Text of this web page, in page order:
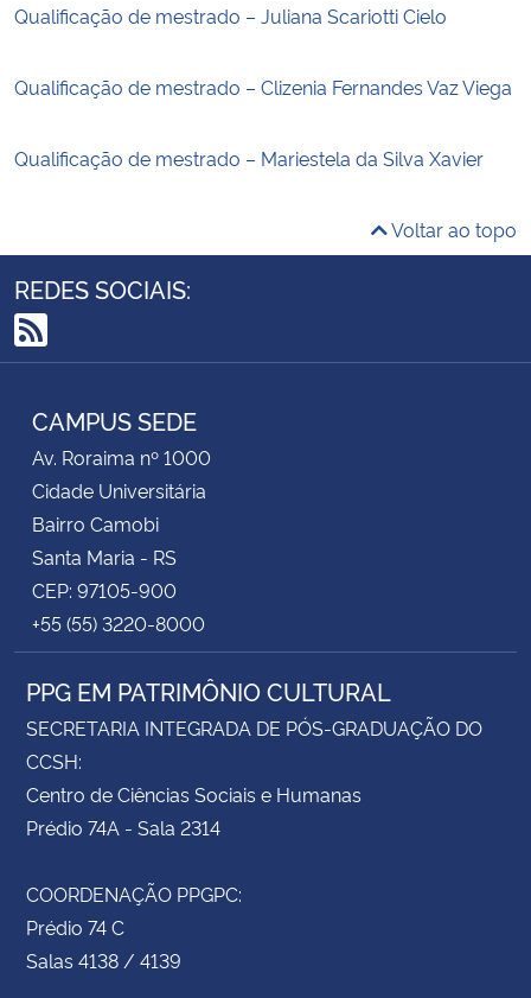
Qualificação de mestrado – Juliana Scariotti Cielo
Qualificação de mestrado – Clizenia Fernandes Vaz Viega
Qualificação de mestrado – Mariestela da Silva Xavier
Voltar ao topo
REDES SOCIAIS:
RSS
CAMPUS SEDE
Av. Roraima nº 1000
Cidade Universitária
Bairro Camobi
Santa Maria - RS
CEP: 97105-900
+55 (55) 3220-8000
PPG EM PATRIMÔNIO CULTURAL
SECRETARIA INTEGRADA DE PÓS-GRADUAÇÃO DO
CCSH:
Centro de Ciências Sociais e Humanas
Prédio 74A - Sala 2314
COORDENAÇÃO PPGPC:
Prédio 74 C
Salas 4138 / 4139